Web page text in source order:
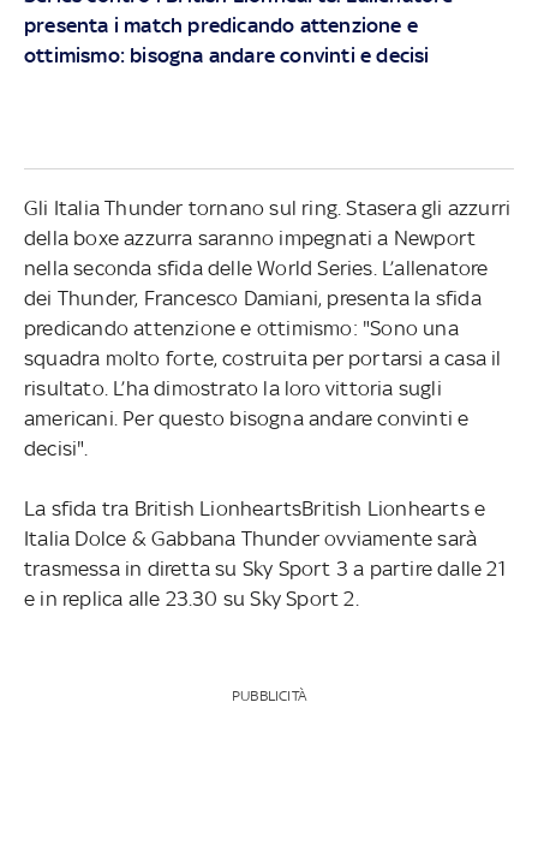
presenta i match predicando attenzione e
ottimismo: bisogna andare convinti e decisi
Gli Italia Thunder tornano sul ring. Stasera gli azzurri
della boxe azzurra saranno impegnati a Newport
nella seconda sfida delle World Series. L’allenatore
dei Thunder, Francesco Damiani, presenta la sfida
predicando attenzione e ottimismo: "Sono una
squadra molto forte, costruita per portarsi a casa il
risultato. L’ha dimostrato la loro vittoria sugli
americani. Per questo bisogna andare convinti e
decisi".
La sfida tra British LionheartsBritish Lionhearts e
Italia Dolce & Gabbana Thunder ovviamente sarà
trasmessa in diretta su Sky Sport 3 a partire dalle 21
e in replica alle 23.30 su Sky Sport 2.
PUBBLICITÀ